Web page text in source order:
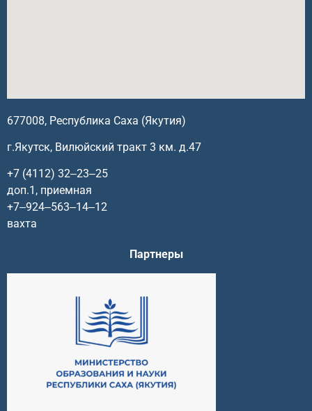
677008, Республика Саха (Якутия)
г.Якутск, Вилюйский тракт 3 км. д.47
+7 (4112) 32‒23‒25
доп.1, приемная
+7‒924‒563‒14‒12
вахта
Партнеры